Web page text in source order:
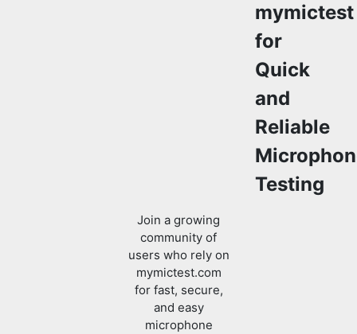
mymictest
for
Quick
and
Reliable
Testing
Join a growing
community of
users who rely on
mymictest.com
for fast, secure,
and easy
microphone